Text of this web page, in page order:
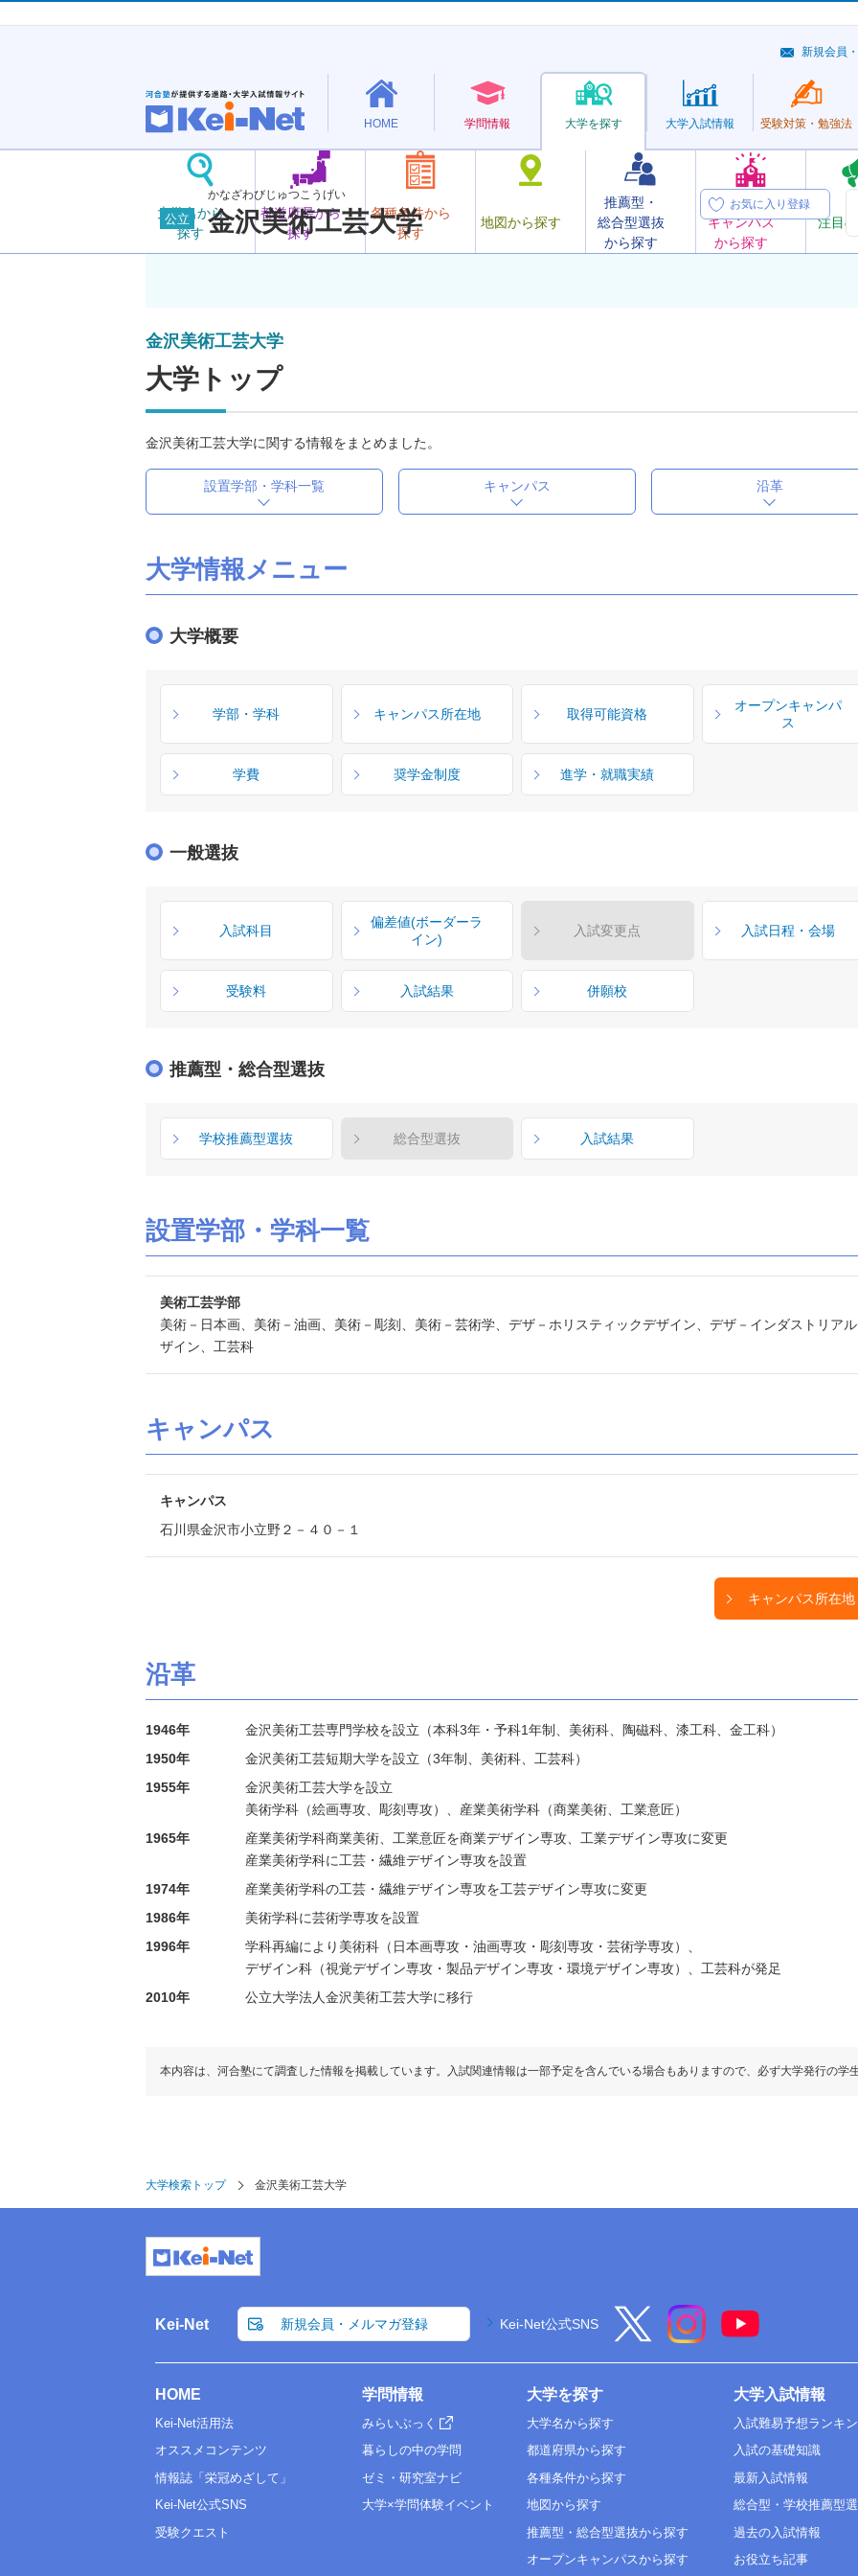
HOME 学問情報 大学を探す
大学名から
探す
都道府県から
探す
各種条件から
探す
地図から探す
推薦型・
総合型選抜
から探す
オープン
キャンパス
から探す
注目
大学入試情報 受験対策・ 勉強法
新規会員
公立
かなざわびじゅつこうげい
金沢美術工芸大学
お気に入り登録
金沢美術工芸大学
大学トップ
金沢美術工芸大学に関する情報をまとめました。
設置学部・学科一覧 キャンパス 沿革
大学情報メニュー
大学概要
学部・学科 キャンパス所在地 取得可能資格
オープンキャンパ
ス
学費 奨学金制度 進学・就職実績
一般選抜
入試科目
偏差値(ボーダーラ
イン)
入試変更点 入試日程・会場
受験料 入試結果 併願校
推薦型・総合型選抜
学校推薦型選抜 総合型選抜 入試結果
設置学部・学科一覧
美術工芸学部
美術－日本画、美術－油画、美術－彫刻、美術－芸術学、デザ－ホリスティックデザイン、デザ－インダストリア
ザイン、工芸科
キャンパス
キャンパス
石川県金沢市小立野２－４０－１
キャンパス所在地
沿革
1946年
金沢美術工芸専門学校を設立（本科3年・予科1年制、美術科、陶磁科、漆工科、金工科）
1950年
金沢美術工芸短期大学を設立（3年制、美術科、工芸科）
1955年
金沢美術工芸大学を設立
美術学科（絵画専攻、彫刻専攻）、産業美術学科（商業美術、工業意匠）
1965年
産業美術学科商業美術、工業意匠を商業デザイン専攻、工業デザイン専攻に変更
産業美術学科に工芸・繊維デザイン専攻を設置
1974年
産業美術学科の工芸・繊維デザイン専攻を工芸デザイン専攻に変更
1986年
美術学科に芸術学専攻を設置
1996年
学科再編により美術科（日本画専攻・油画専攻・彫刻専攻・芸術学専攻）、
デザイン科（視覚デザイン専攻・製品デザイン専攻・環境デザイン専攻）、工芸科が発足
2010年
公立大学法人金沢美術工芸大学に移行
本内容は、河合塾にて調査した情報を掲載しています。入試関連情報は一部予定を含んでいる場合もありますので、必ず大学発行の学
大学検索トップ 金沢美術工芸大学
Kei-Net 新規会員・メルマガ登録 Kei-Net公式SNS
HOME
Kei-Net活用法
オススメコンテンツ
情報誌「栄冠めざして」
Kei-Net公式SNS
受験クエスト
学問情報
みらいぶっく
暮らしの中の学問
ゼミ・研究室ナビ
大学×学問体験イベント
大学を探す
大学名から探す
都道府県から探す
各種条件から探す
地図から探す
推薦型・総合型選抜から探す
オープンキャンパスから探す
大学入試情報
入試難易予想ランキ
入試の基礎知識
最新入試情報
総合型・学校推薦型
過去の入試情報
お役立ち記事